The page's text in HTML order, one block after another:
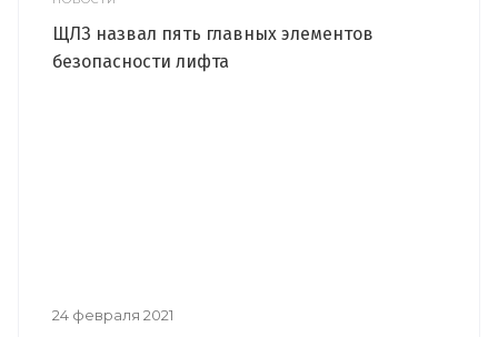
ЩЛЗ назвал пять главных элементов
безопасности лифта
24 февраля 2021